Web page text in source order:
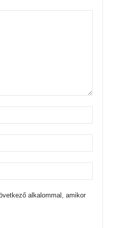
alkalommal, amikor